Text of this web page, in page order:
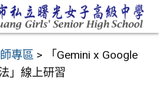
專區 >
「Gemini x Google
」線上研習